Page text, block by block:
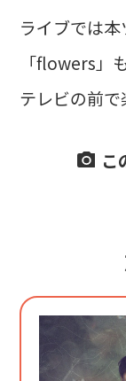
ライブでは
「flowers」
テレビの前で
こ